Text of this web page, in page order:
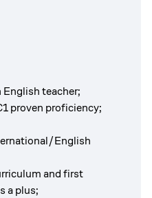
English teacher;
proven proficiency;
English
and first
a plus;